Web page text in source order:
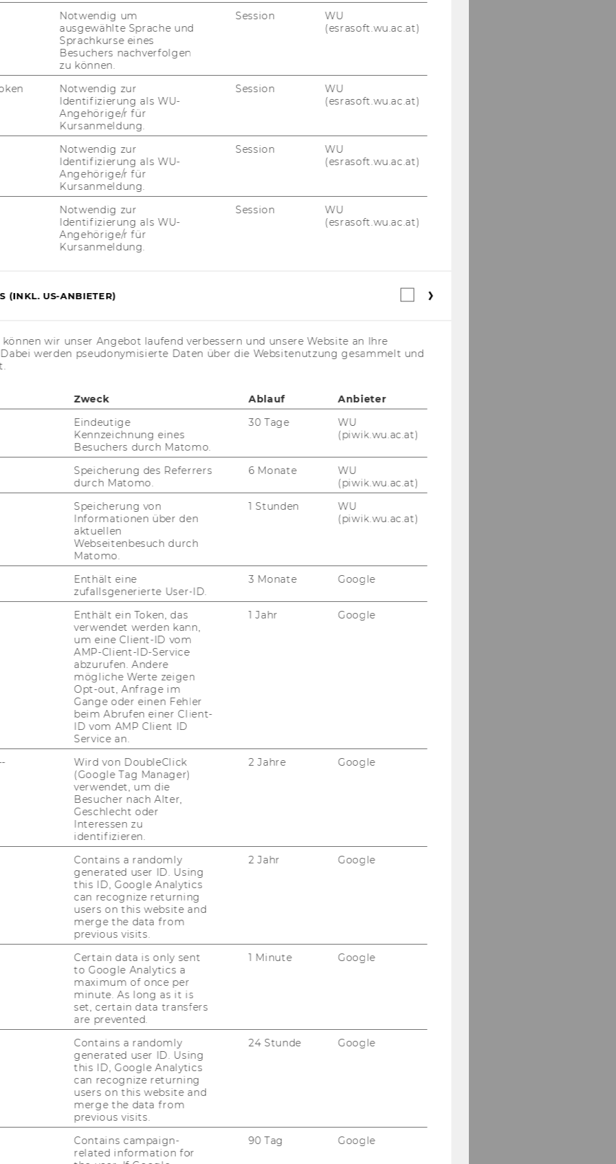
und Ope­ra­ti­ons Ma­nage­
Ma­nage­ment
Mar­ke­ting
Recht und Steu­er­recht
Pri­vat­recht
So­zio­öko­no­mie
and In­no­va­ti­on
Be­steue­rung
und Ge­nos­sen­schaf­ten
Flucht­for­schung und -​
management
Wirt­schafts­recht
Im­mo­bi­li­en­wirt­schaft
Ka­pi­tal­markt­for­schung
Chain Ma­nage­ment
and Go­ver­nan­ce
& Sci­en­ti­fic Com­pu­ting
Notwendig um
ausgewählte Sprache und
Sprachkurse eines
Besuchers nachverfolgen
zu können.
Session
WU
(esrasoft.wu.ac.at)
Notwendig zur
Identifizierung als WU-
Angehörige/r für
Kursanmeldung.
Session
WU
(esrasoft.wu.ac.at)
Notwendig zur
Identifizierung als WU-
Angehörige/r für
Kursanmeldung.
Session
WU
(esrasoft.wu.ac.at)
Notwendig zur
Identifizierung als WU-
Angehörige/r für
Kursanmeldung.
Session
WU
(esrasoft.wu.ac.at)
(INKL. US-ANBIETER)
Webstatistik
wir unser Angebot laufend verbessern und unsere Website an Ihre
werden pseudonymisierte Daten über die Websitenutzung gesammelt und
Zweck Ablauf
Anbieter
Eindeutige
Kennzeichnung eines
Besuchers durch Matomo.
30 Tage
WU
(piwik.wu.ac.at)
Speicherung des Referrers
durch Matomo.
6 Monate
WU
(piwik.wu.ac.at)
Speicherung von
Informationen über den
aktuellen
Webseitenbesuch durch
Matomo.
1 Stunden
WU
(piwik.wu.ac.at)
Enthält eine
zufallsgenerierte User-ID.
3 Monate Google
Enthält ein Token, das
verwendet werden kann,
um eine Client-ID vom
AMP-Client-ID-Service
abzurufen. Andere
mögliche Werte zeigen
Opt-out, Anfrage im
Gange oder einen Fehler
beim Abrufen einer Client-
ID vom AMP Client ID
Service an.
1 Jahr Google
Wird von DoubleClick
(Google Tag Manager)
verwendet, um die
Besucher nach Alter,
Geschlecht oder
Interessen zu
identifizieren.
2 Jahre Google
Contains a randomly
generated user ID. Using
this ID, Google Analytics
can recognize returning
users on this website and
merge the data from
previous visits.
2 Jahr Google
Certain data is only sent
to Google Analytics a
maximum of once per
minute. As long as it is
set, certain data transfers
are prevented.
1 Minute Google
Contains a randomly
generated user ID. Using
this ID, Google Analytics
can recognize returning
users on this website and
merge the data from
previous visits.
24 Stunde Google
Contains campaign-
related information for
90 Tag Google